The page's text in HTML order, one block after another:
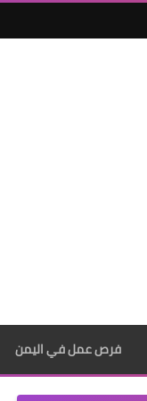
فرص عمل في اليمن